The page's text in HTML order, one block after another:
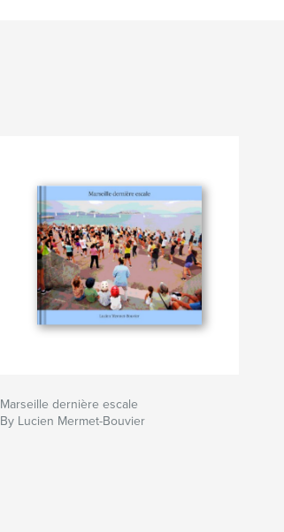
Marseille dernière escale
By Lucien Mermet-Bouvier